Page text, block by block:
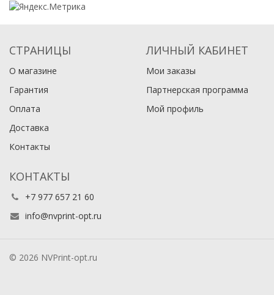
СТРАНИЦЫ
О магазине
Гарантия
Оплата
Доставка
Контакты
ЛИЧНЫЙ КАБИНЕТ
Мои заказы
Партнерская программа
Мой профиль
КОНТАКТЫ
+7 977 657 21 60
info@nvprint-opt.ru
© 2026 NVPrint-opt.ru